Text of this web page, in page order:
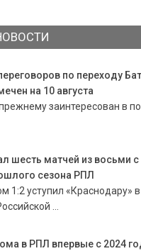
по переходу
на 10 августа
заинтересован в
шесть матчей из восьми
сезона РПЛ
1:2 уступил «Краснодару»
...
в РПЛ впервые с 2024